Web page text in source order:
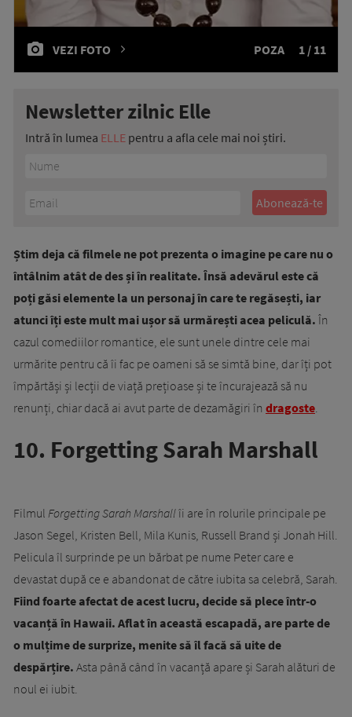
VEZI FOTO POZA 1 / 11
Newsletter zilnic Elle
Intră în lumea ELLE pentru a afla cele mai noi știri.
Știm deja că filmele ne pot prezenta o imagine pe care nu o
întâlnim atât de des și în realitate. Însă adevărul este că
poți găsi elemente la un personaj în care te regăsești, iar
atunci îți este mult mai ușor să urmărești acea peliculă. În
cazul comediilor romantice, ele sunt unele dintre cele mai
urmărite pentru că îi fac pe oameni să se simtă bine, dar îți pot
împărtăși și lecții de viață prețioase și te încurajează să nu
renunți, chiar dacă ai avut parte de dezamăgiri în dragoste.
10. Forgetting Sarah Marshall
Filmul Forgetting Sarah Marshallîi are în rolurile principale pe
Jason Segel, Kristen Bell, Mila Kunis, Russell Brand și Jonah Hill.
Pelicula îl surprinde pe un bărbat pe nume Peter care e
devastat după ce e abandonat de către iubita sa celebră, Sarah.
Fiind foarte afectat de acest lucru, decide să plece într-o
vacanță în Hawaii. Aflat în această escapadă, are parte de
o mulțime de surprize, menite să îl facă să uite de
despărțire. Asta până când în vacanță apare și Sarah alături de
noul ei iubit.